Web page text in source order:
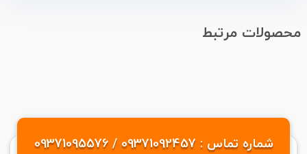
محصولات مرتبط
شماره تماس : 09371092457 / 09371095576